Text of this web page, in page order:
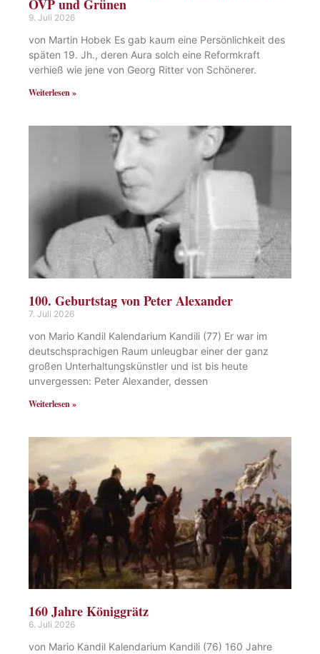
ÖVP und Grünen
9. Juli 2026
von Martin Hobek Es gab kaum eine Persönlichkeit des
späten 19. Jh., deren Aura solch eine Reformkraft
verhieß wie jene von Georg Ritter von Schönerer.
Weiterlesen »
100. Geburtstag von Peter Alexander
7. Juli 2026
von Mario Kandil Kalendarium Kandili (77) Er war im
deutschsprachigen Raum unleugbar einer der ganz
großen Unterhaltungskünstler und ist bis heute
unvergessen: Peter Alexander, dessen
Weiterlesen »
160 Jahre Königgrätz
6. Juli 2026
von Mario Kandil Kalendarium Kandili (76) 160 Jahre